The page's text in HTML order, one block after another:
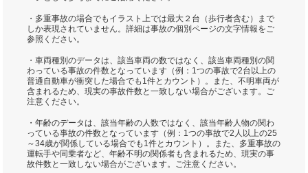
・多重事故の場合でもイラスト上では最大２台（歩行者含む）まで
しか表現されていません。詳細は事故の個別ページの文字情報をご
参照ください。
・車両種別のデータは、該当車両の数ではなく、該当車両種別の関
わっている事故の件数となっています（例：1つの事故で2台以上の
普通自動車が衝突した場合でも1件とカウント）。また、不明車両が
含まれるため、現実の事故件数と一致しない場合がございます。ご
注意ください。
・年齢のデータは、該当年齢の人数ではなく、該当年齢人物の関わ
っている事故の件数となっています（例：1つの事故で2人以上の25
～34歳が関係している場合でも1件とカウント）。また、多重事故の
運転手や同乗者など、年齢不明の関係者も含まれるため、現実の事
故件数と一致しない場合がございます。ご注意ください。